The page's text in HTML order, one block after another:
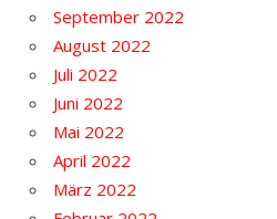
September 2022
August 2022
Juli 2022
Juni 2022
Mai 2022
April 2022
März 2022